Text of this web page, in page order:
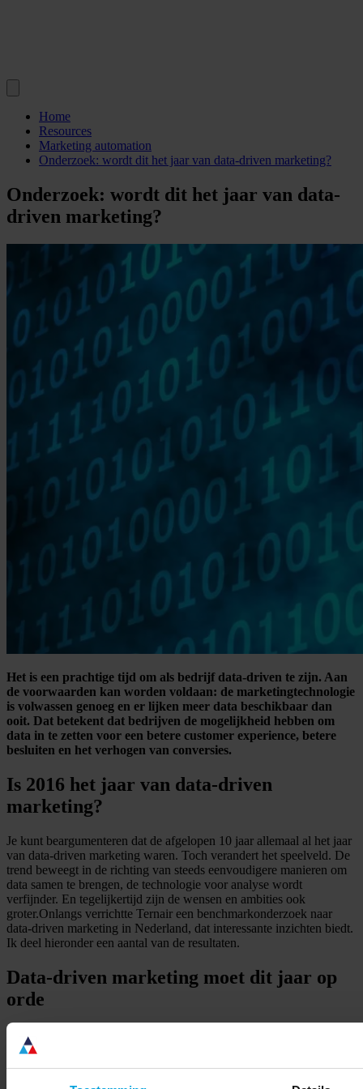
Home
Resources
Marketing automation
Onderzoek: wordt dit het jaar van data-driven marketing?
Onderzoek: wordt dit het jaar van data-
driven marketing?
Het is een prachtige tijd om als bedrijf data-driven te zijn. Aan
de voorwaarden kan worden voldaan: de marketingtechnologie
is volwassen genoeg en er lijken meer data beschikbaar dan
ooit. Dat betekent dat bedrijven de mogelijkheid hebben om
data in te zetten voor een betere customer experience, betere
besluiten en het verhogen van conversies.
Is 2016 het jaar van data-driven
marketing?
Je kunt beargumenteren dat de afgelopen 10 jaar allemaal al het jaar
van data-driven marketing waren. Toch verandert het speelveld. De
trend beweegt in de richting van steeds eenvoudigere manieren om
data samen te brengen, de technologie voor analyse wordt
verfijnder. En tegelijkertijd zijn de wensen en ambities ook
groter.Onlangs verrichtte Ternair een benchmarkonderzoek naar
data-driven marketing in Nederland, dat interessante inzichten biedt.
Ik deel hieronder een aantal van de resultaten.
Data-driven marketing moet dit jaar op
orde
Waarom zijn data zo’n populair onderwerp? Met de juiste data
wordt het mogelijk om meer inzicht in marketingeffectiviteit te